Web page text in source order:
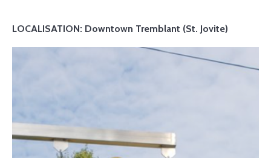
LOCALISATION: Downtown Tremblant (St. Jovite)